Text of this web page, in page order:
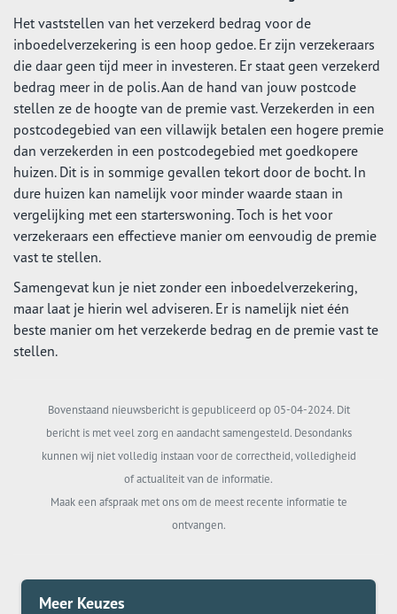
Het vaststellen van het verzekerd bedrag voor de
inboedelverzekering is een hoop gedoe. Er zijn verzekeraars
die daar geen tijd meer in investeren. Er staat geen verzekerd
bedrag meer in de polis. Aan de hand van jouw postcode
stellen ze de hoogte van de premie vast. Verzekerden in een
postcodegebied van een villawijk betalen een hogere premie
dan verzekerden in een postcodegebied met goedkopere
huizen. Dit is in sommige gevallen tekort door de bocht. In
dure huizen kan namelijk voor minder waarde staan in
vergelijking met een starterswoning. Toch is het voor
verzekeraars een effectieve manier om eenvoudig de premie
vast te stellen.
Samengevat kun je niet zonder een inboedelverzekering,
maar laat je hierin wel adviseren. Er is namelijk niet één
beste manier om het verzekerde bedrag en de premie vast te
stellen.
Bovenstaand nieuwsbericht is gepubliceerd op 05-04-2024. Dit
bericht is met veel zorg en aandacht samengesteld. Desondanks
kunnen wij niet volledig instaan voor de correctheid, volledigheid
of actualiteit van de informatie.
Maak een afspraak met ons om de meest recente informatie te
ontvangen.
Meer Keuzes